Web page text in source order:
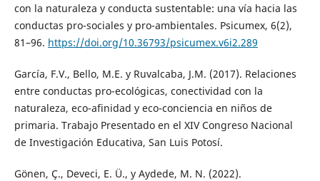
con la naturaleza y conducta sustentable: una vía hacia las
conductas pro-sociales y pro-ambientales. Psicumex, 6(2),
81–96. https://doi.org/10.36793/psicumex.v6i2.289
García, F.V., Bello, M.E. y Ruvalcaba, J.M. (2017). Relaciones
entre conductas pro-ecológicas, conectividad con la
naturaleza, eco-afinidad y eco-conciencia en niños de
primaria. Trabajo Presentado en el XIV Congreso Nacional
de Investigación Educativa, San Luis Potosí.
Gönen, Ç., Deveci, E. Ü., y Aydede, M. N. (2022).